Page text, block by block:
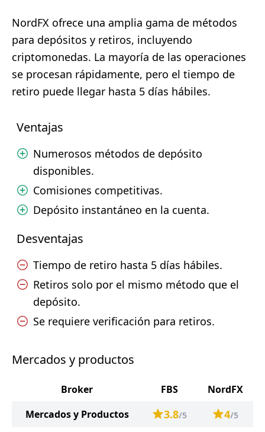
NordFX ofrece una amplia gama de métodos
para depósitos y retiros, incluyendo
criptomonedas. La mayoría de las operaciones
se procesan rápidamente, pero el tiempo de
retiro puede llegar hasta 5 días hábiles.
Ventajas
Numerosos métodos de depósito
disponibles.
Comisiones competitivas.
Depósito instantáneo en la cuenta.
Desventajas
Tiempo de retiro hasta 5 días hábiles.
Retiros solo por el mismo método que el
depósito.
Se requiere verificación para retiros.
Mercados y productos
Broker FBS
NordFX
Mercados y Productos
3.8/5 4/5